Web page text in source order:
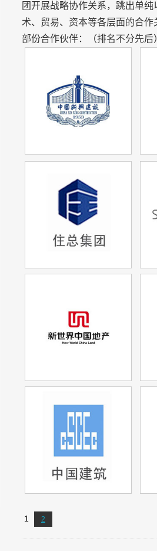
北京市住房和城乡建设委员会北
展和改革委员...
京建法〔2019〕6号 北京市住房和城乡
员会 北京市发展和改革委员会 北京
团开展战略协作关系，跳出单
术、贸易、资本等各层面的合作
部份合作伙伴：（排名不分先后
1 2